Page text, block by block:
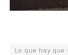
Lo que hay que